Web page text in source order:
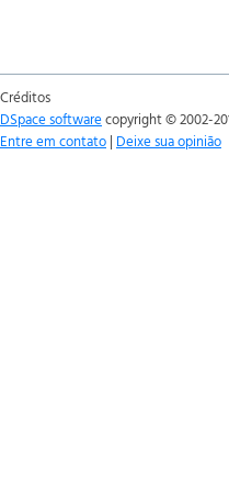
Créditos
DSpace softwarecopyright © 2002-
Entre em contato | Deixe sua opinião